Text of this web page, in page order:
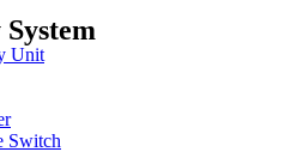
Unit
Switch